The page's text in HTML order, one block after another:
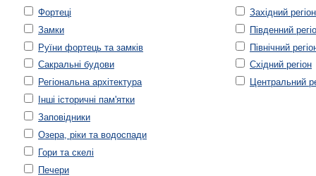
Фортеці
Замки
Руїни фортець та замків
Сакральні будови
Регіональна архітектура
Інші історичні пам'ятки
Заповідники
Озера, ріки та водоспади
Гори та скелі
Печери
Західний регіон
Південний
Північний
Східний регіон
Центральний